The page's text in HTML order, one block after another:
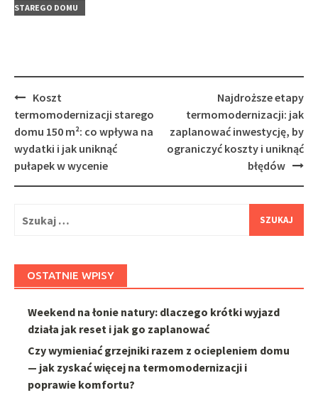
STAREGO DOMU
Post
navigation
Koszt
termomodernizacji starego
domu 150 m²: co wpływa na
wydatki i jak uniknąć
pułapek w wycenie
Najdroższe etapy
termomodernizacji: jak
zaplanować inwestycję, by
ograniczyć koszty i uniknąć
błędów
OSTATNIE WPISY
Weekend na łonie natury: dlaczego krótki wyjazd
działa jak reset i jak go zaplanować
Czy wymieniać grzejniki razem z ociepleniem domu
— jak zyskać więcej na termomodernizacji i
poprawie komfortu?